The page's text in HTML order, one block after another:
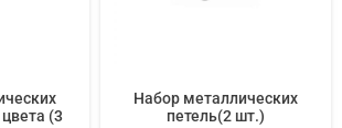
(3
Набор металлических
петель(2 шт.)